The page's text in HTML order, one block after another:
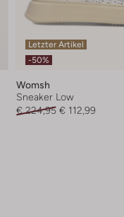
Letzter Artikel
-50%
Womsh
Sneaker Low
€ 224,95 € 112,99